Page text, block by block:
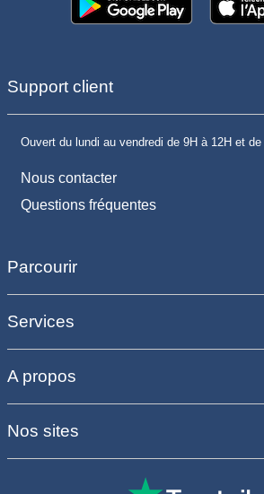
Support client
Ouvert du lundi au vendredi de 9H à 12H et
Nous contacter
Questions fréquentes
Parcourir
Services
A propos
Nos sites